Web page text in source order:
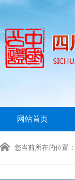
网站首页
您当前所在的位置：